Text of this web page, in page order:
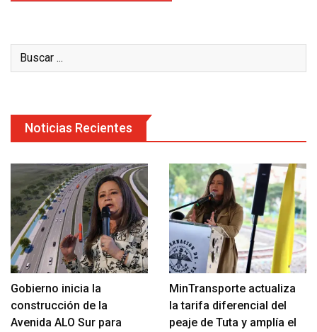
Noticias Recientes
Gobierno inicia la
construcción de la
Avenida ALO Sur para
MinTransporte actualiza
la tarifa diferencial del
peaje de Tuta y amplía el